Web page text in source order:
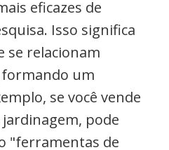
eficazes de
Isso significa
se relacionam
um
se você vende
pode
"ferramentas de